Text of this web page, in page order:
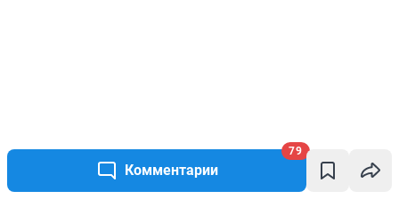
Комментарии
79